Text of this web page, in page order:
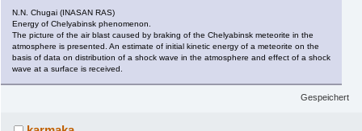
N.N. Chugai (INASAN RAS)
Energy of Chelyabinsk phenomenon.
The picture of the air blast caused by braking of the Chelyabinsk meteorite in the
atmosphere is presented. An estimate of initial kinetic energy of a meteorite on the
basis of data on distribution of a shock wave in the atmosphere and effect of a shock
wave at a surface is received.
Gespeichert